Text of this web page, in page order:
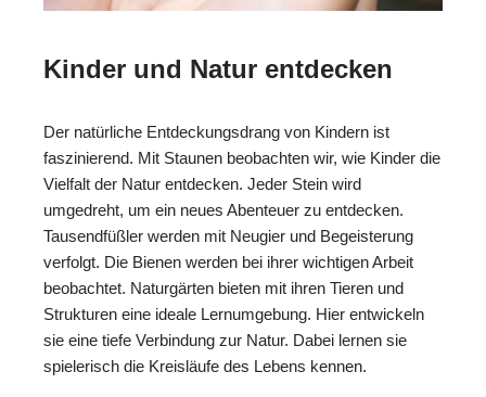
Kinder und Natur entdecken
Der natürliche Entdeckungsdrang von Kindern ist
faszinierend. Mit Staunen beobachten wir, wie Kinder die
Vielfalt der Natur entdecken. Jeder Stein wird
umgedreht, um ein neues Abenteuer zu entdecken.
Tausendfüßler werden mit Neugier und Begeisterung
verfolgt. Die Bienen werden bei ihrer wichtigen Arbeit
beobachtet. Naturgärten bieten mit ihren Tieren und
Strukturen eine ideale Lernumgebung. Hier entwickeln
sie eine tiefe Verbindung zur Natur. Dabei lernen sie
spielerisch die Kreisläufe des Lebens kennen.